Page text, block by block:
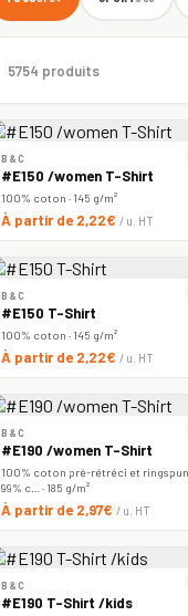
5754 produits
B&C
#E150 /women T-Shirt
100% coton · 145 g/m²
À partir de 2,22€ / u. HT
B&C
#E150 T-Shirt
100% coton · 145 g/m²
À partir de 2,22€ / u. HT
B&C
#E190 /women T-Shirt
100% coton pré-rétréci et
99% c… · 185 g/m²
À partir de 2,97€ / u. HT
B&C
#E190 T-Shirt /kids